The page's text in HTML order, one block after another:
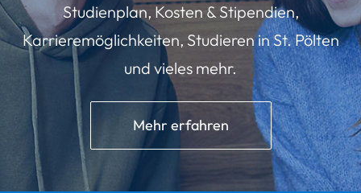
Studienplan, Kosten & Stipendien,
Karrieremöglichkeiten, Studieren in St. Pölten
und vieles mehr.
Mehr erfahren